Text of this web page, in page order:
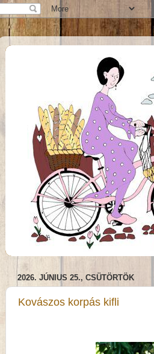
2026. JÚNIUS 25., CSÜTÖRTÖK
Kovászos korpás kifli